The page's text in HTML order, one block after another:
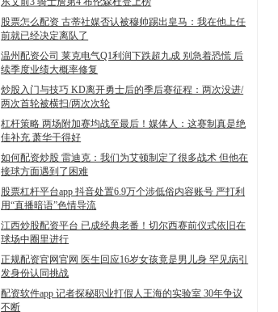
股票怎么配资 古蒂社媒否认被穆帅踢出皇马：我在他上任
前就已经决定离队了
温州配资公司 莱克电气Q1利润下跌超九成 别急着恐慌 后
续季度业绩大概率修复
炒股入门与技巧 KD离开勇士后的季后赛征程：两次没进/
两次首轮被横扫/两次次轮
杠杆策略 两场附加赛均战至最后！媒体人：这赛制真是绝
佳补充 萧华干得好
如何配资炒股 雷迪克：我们为艾顿制定了很多战术 但他在
接球方面遇到了困难
股票杠杆平台app 抖音处置6.9万个涉低俗内容账号 严打利
用“直播暗语”色情导流
江西炒股配资平台 已成经典老番！切尔西赛前仪式依旧在
球场中圈里进行
正规配资官网官网 医生回应16岁女孩竟是男儿身 罕见病引
发身份认同挑战
配资软件app 记者探秘职业打假人王海的实验室 30年争议
不断